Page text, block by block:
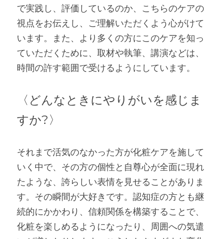
で実践し、評価しているのか、こちらのケアの
視点をお伝えし、ご理解いただくよう心がけて
います。また、より多くの方にこのケアを知っ
ていただくために、取材や執筆、講演などは、
時間の許す範囲で受けるようにしています。
〈どんなときにやりがいを感じま
すか?〉
それまで活気のなかった方が化粧ケアを施して
いく中で、その方の個性と自尊心が全面に現れ
たような、誇らしい表情を見せることがありま
す。その瞬間が大好きです。認知症の方とも継
続的にかかわり、信頼関係を構築することで、
化粧を楽しめるようになったり、周囲への気遣